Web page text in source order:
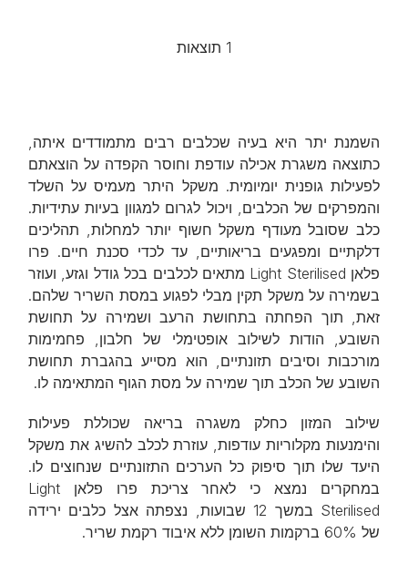
1 תוצאות
השמנת יתר היא בעיה שכלבים רבים מתמודדים איתה,
כתוצאה משגרת אכילה עודפת וחוסר הקפדה על הוצאתם
לפעילות גופנית יומיומית. משקל היתר מעמיס על השלד
והמפרקים של הכלבים, ויכול לגרום למגוון בעיות עתידיות.
כלב שסובל מעודף משקל חשוף יותר למחלות, תהליכים
דלקתיים ומפגעים בריאותיים, עד לכדי סכנת חיים. פרו
פלאן Light Sterilised מתאים לכלבים בכל גודל וגזע, ועוזר
בשמירה על משקל תקין מבלי לפגוע במסת השריר שלהם.
זאת, תוך הפחתה בתחושת הרעב ושמירה על תחושת
השובע, הודות לשילוב אופטימלי של חלבון, פחמימות
מורכבות וסיבים תזונתיים, הוא מסייע בהגברת תחושת
השובע של הכלב תוך שמירה על מסת הגוף המתאימה לו.
שילוב המזון כחלק משגרה בריאה שכוללת פעילות
והימנעות מקלוריות עודפות, עוזרת לכלב להשיג את משקל
היעד שלו תוך סיפוק כל הערכים התזונתיים שנחוצים לו.
במחקרים נמצא כי לאחר צריכת פרו פלאן Light
Sterilised במשך 12 שבועות, נצפתה אצל כלבים ירידה
של 60% ברקמות השומן ללא איבוד רקמת שריר.